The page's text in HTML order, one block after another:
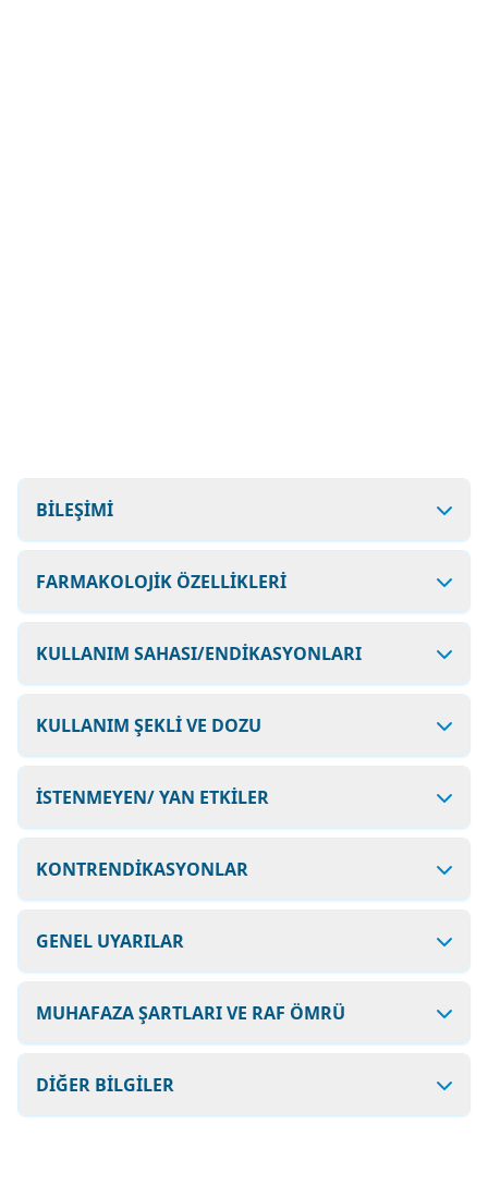
BİLEŞİMİ
FARMAKOLOJİK ÖZELLİKLERİ
KULLANIM SAHASI/ENDİKASYONLARI
KULLANIM ŞEKLİ VE DOZU
İSTENMEYEN/ YAN ETKİLER
KONTRENDİKASYONLAR
GENEL UYARILAR
MUHAFAZA ŞARTLARI VE RAF ÖMRÜ
DİĞER BİLGİLER